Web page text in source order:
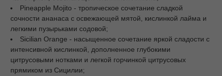
Pineapple Mojito - тропическое сочетание сладкой
сочности ананаса с освежающей мятой, кислинкой лайма и
легкими пузырьками содовой;
Sicilian Orange - насыщенное сочетание яркой сладости с
интенсивной кислинкой, дополненное глубокими
цитрусовыми нотками и легкой горчинкой цитрусовых
прямиком из Сицилии;